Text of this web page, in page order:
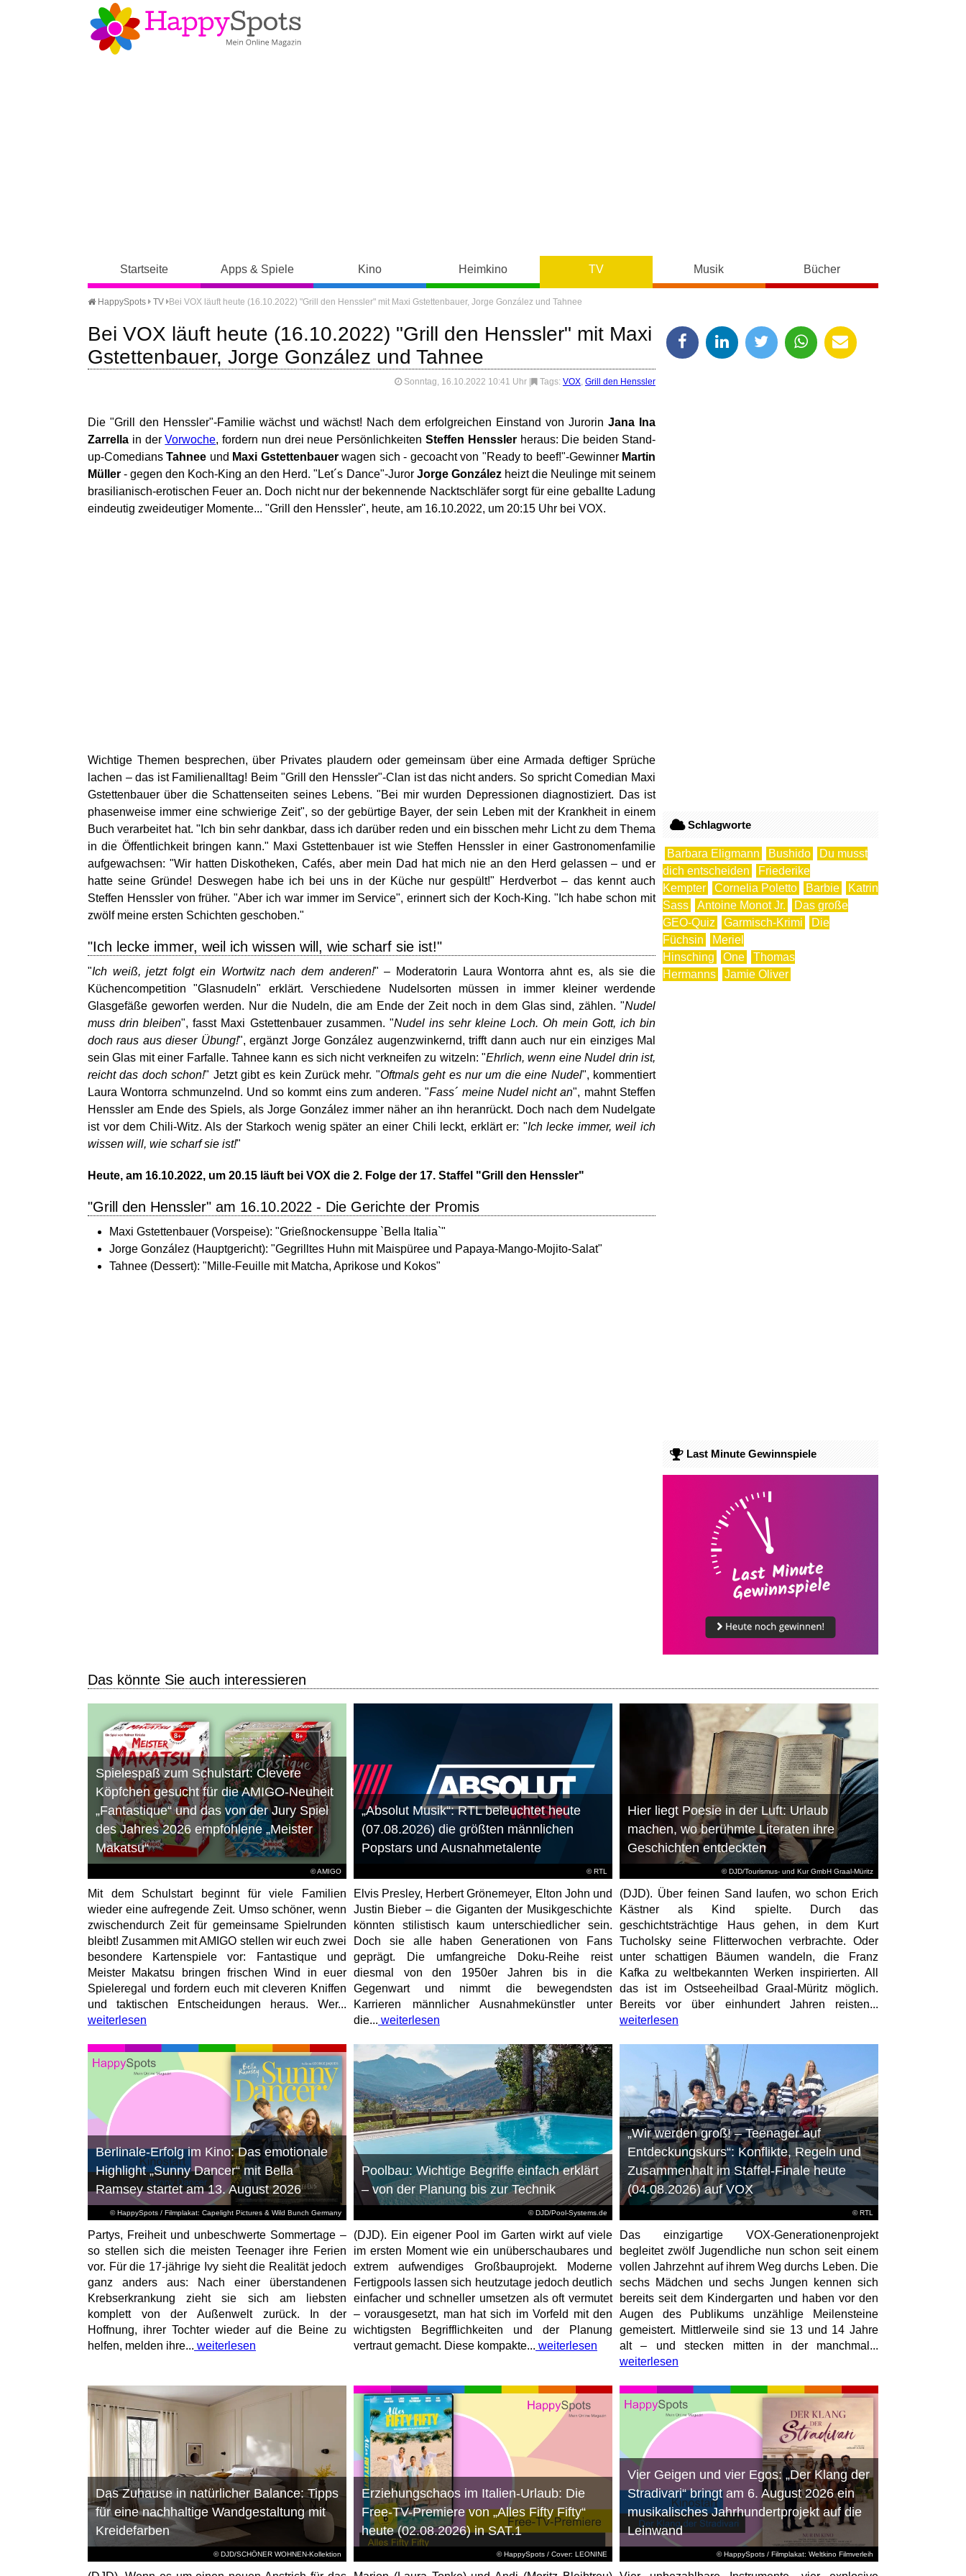
Startseite Apps & Spiele Kino Heimkino TV Musik Bücher
HappySpots TV Bei VOX läuft heute (16.10.2022) "Grill den Henssler" mit Maxi Gstettenbauer, Jorge González und Tahnee
Bei VOX läuft heute (16.10.2022) "Grill den Henssler" mit Maxi
Gstettenbauer, Jorge González und Tahnee
Sonntag, 16.10.2022 10:41 Uhr Tags: VOX, Grill den Henssler
Die "Grill den Henssler"-Familie wächst und wächst! Nach dem erfolgreichen Einstand von Jurorin Jana Ina
Zarrella in derVorwoche, fordern nun drei neue PersönlichkeitenSteffen Hensslerheraus: Die beiden Stand-
up-ComediansTahnee und Maxi Gstettenbauerwagen sich - gecoacht von "Ready to beef!"-Gewinner Martin
Müller - gegen den Koch-King an den Herd. "Let´s Dance"-Juror Jorge Gonzálezheizt die Neulinge mit seinem
brasilianisch-erotischen Feuer an. Doch nicht nur der bekennende Nacktschläfer sorgt für eine geballte Ladung
eindeutig zweideutiger Momente... "Grill den Henssler", heute, am 16.10.2022, um 20:15 Uhr bei VOX.
Wichtige Themen besprechen, über Privates plaudern oder gemeinsam über eine Armada deftiger Sprüche
lachen – das ist Familienalltag! Beim "Grill den Henssler"-Clan ist das nicht anders. So spricht Comedian Maxi
Gstettenbauer über die Schattenseiten seines Lebens. "Bei mir wurden Depressionen diagnostiziert. Das ist
phasenweise immer eine schwierige Zeit", so der gebürtige Bayer, der sein Leben mit der Krankheit in einem
Buch verarbeitet hat. "Ich bin sehr dankbar, dass ich darüber reden und ein bisschen mehr Licht zu dem Thema
in die Öffentlichkeit bringen kann." Maxi Gstettenbauer ist wie Steffen Henssler in einer Gastronomenfamilie
aufgewachsen: "Wir hatten Diskotheken, Cafés, aber mein Dad hat mich nie an den Herd gelassen – und er
hatte seine Gründe! Deswegen habe ich bei uns in der Küche nur gespült!" Herdverbot – das kennt auch
Steffen Henssler von früher. "Aber ich war immer im Service", erinnert sich der Koch-King. "Ich habe schon mit
zwölf meine ersten Schichten geschoben."
"Ich lecke immer, weil ich wissen will, wie scharf sie ist!"
"Ich weiß, jetzt folgt ein Wortwitz nach dem anderen!" – Moderatorin Laura Wontorra ahnt es, als sie die
Küchencompetition "Glasnudeln" erklärt. Verschiedene Nudelsorten müssen in immer kleiner werdende
Glasgefäße geworfen werden. Nur die Nudeln, die am Ende der Zeit noch in dem Glas sind, zählen. "Nudel
muss drin bleiben", fasst Maxi Gstettenbauer zusammen. "Nudel ins sehr kleine Loch. Oh mein Gott, ich bin
doch raus aus dieser Übung!", ergänzt Jorge González augenzwinkernd, trifft dann auch nur ein einziges Mal
sein Glas mit einer Farfalle. Tahnee kann es sich nicht verkneifen zu witzeln: "Ehrlich, wenn eine Nudel drin ist,
reicht das doch schon!" Jetzt gibt es kein Zurück mehr. "Oftmals geht es nur um die eine Nudel", kommentiert
Laura Wontorra schmunzelnd. Und so kommt eins zum anderen. "Fass´ meine Nudel nicht an", mahnt Steffen
Henssler am Ende des Spiels, als Jorge González immer näher an ihn heranrückt. Doch nach dem Nudelgate
ist vor dem Chili-Witz. Als der Starkoch wenig später an einer Chili leckt, erklärt er: "Ich lecke immer, weil ich
wissen will, wie scharf sie ist!"
Heute, am 16.10.2022, um 20.15 läuft bei VOX die 2. Folge der 17. Staffel "Grill den Henssler"
"Grill den Henssler" am 16.10.2022 - Die Gerichte der Promis
Maxi Gstettenbauer (Vorspeise): "Grießnockensuppe `Bella Italia`"
Jorge González (Hauptgericht): "Gegrilltes Huhn mit Maispüree und Papaya-Mango-Mojito-Salat"
Tahnee (Dessert): "Mille-Feuille mit Matcha, Aprikose und Kokos"
Schlagworte
Barbara Eligmann Bushido
Du musst
dich entscheiden
Friederike
Kempter
Cornelia Poletto Barbie
Katrin
Sass
Antoine Monot Jr.
Das große
GEO-Quiz
Garmisch-Krimi
Die
Füchsin
Meriel
Hinsching
One
Thomas
Hermanns
Jamie Oliver
Last Minute Gewinnspiele
Das könnte Sie auch interessieren
© AMIGO
Spielespaß zum Schulstart: Clevere
Köpfchen gesucht für die AMIGO-Neuheit
„Fantastique“ und das von der Jury Spiel
des Jahres 2026 empfohlene „Meister
Makatsu“
Mit dem Schulstart beginnt für viele Familien
wieder eine aufregende Zeit. Umso schöner, wenn
zwischendurch Zeit für gemeinsame Spielrunden
bleibt! Zusammen mit AMIGO stellen wir euch zwei
besondere Kartenspiele vor: Fantastique und
Meister Makatsu bringen frischen Wind in euer
Spieleregal und fordern euch mit cleveren Kniffen
und taktischen Entscheidungen heraus. Wer...
weiterlesen
© RTL
„Absolut Musik“: RTL beleuchtet heute
(07.08.2026) die größten männlichen
Popstars und Ausnahmetalente
Elvis Presley, Herbert Grönemeyer, Elton John und
Justin Bieber – die Giganten der Musikgeschichte
könnten stilistisch kaum unterschiedlicher sein.
Doch sie alle haben Generationen von Fans
geprägt. Die umfangreiche Doku-Reihe reist
diesmal von den 1950er Jahren bis in die
Gegenwart und nimmt die bewegendsten
Karrieren männlicher Ausnahmekünstler unter
die... weiterlesen
© DJD/Tourismus- und Kur GmbH Graal-Müritz
Hier liegt Poesie in der Luft: Urlaub
machen, wo berühmte Literaten ihre
Geschichten entdeckten
(DJD). Über feinen Sand laufen, wo schon Erich
Kästner als Kind spielte. Durch das
geschichtsträchtige Haus gehen, in dem Kurt
Tucholsky seine Flitterwochen verbrachte. Oder
unter schattigen Bäumen wandeln, die Franz
Kafka zu weltbekannten Werken inspirierten. All
das ist im Ostseeheilbad Graal-Müritz möglich.
Bereits vor über einhundert Jahren reisten...
weiterlesen
© HappySpots / Filmplakat: Capelight Pictures & Wild Bunch Germany
Berlinale-Erfolg im Kino: Das emotionale
Highlight „Sunny Dancer“ mit Bella
Ramsey startet am 13. August 2026
Partys, Freiheit und unbeschwerte Sommertage –
so stellen sich die meisten Teenager ihre Ferien
vor. Für die 17-jährige Ivy sieht die Realität jedoch
ganz anders aus: Nach einer überstandenen
Krebserkrankung zieht sie sich am liebsten
komplett von der Außenwelt zurück. In der
Hoffnung, ihrer Tochter wieder auf die Beine zu
helfen, melden ihre... weiterlesen
© DJD/Pool-Systems.de
Poolbau: Wichtige Begriffe einfach erklärt
– von der Planung bis zur Technik
(DJD). Ein eigener Pool im Garten wirkt auf viele
im ersten Moment wie ein unüberschaubares und
extrem aufwendiges Großbauprojekt. Moderne
Fertigpools lassen sich heutzutage jedoch deutlich
einfacher und schneller umsetzen als oft vermutet
– vorausgesetzt, man hat sich im Vorfeld mit den
wichtigsten Begrifflichkeiten und der Planung
vertraut gemacht. Diese kompakte... weiterlesen
© RTL
„Wir werden groß! – Teenager auf
Entdeckungskurs“: Konflikte, Regeln und
Zusammenhalt im Staffel-Finale heute
(04.08.2026) auf VOX
Das einzigartige VOX-Generationenprojekt
begleitet zwölf Jugendliche nun schon seit einem
vollen Jahrzehnt auf ihrem Weg durchs Leben. Die
sechs Mädchen und sechs Jungen kennen sich
bereits seit dem Kindergarten und haben vor den
Augen des Publikums unzählige Meilensteine
gemeistert. Mittlerweile sind sie 13 und 14 Jahre
alt – und stecken mitten in der manchmal...
weiterlesen
© DJD/SCHÖNER WOHNEN-Kollektion
Das Zuhause in natürlicher Balance: Tipps
für eine nachhaltige Wandgestaltung mit
Kreidefarben
© HappySpots / Cover: LEONINE
Erziehungschaos im Italien-Urlaub: Die
Free-TV-Premiere von „Alles Fifty Fifty“
heute (02.08.2026) in SAT.1
© HappySpots / Filmplakat: Weltkino Filmverleih
Vier Geigen und vier Egos: „Der Klang der
Stradivari“ bringt am 6. August 2026 ein
musikalisches Jahrhundertprojekt auf die
Leinwand